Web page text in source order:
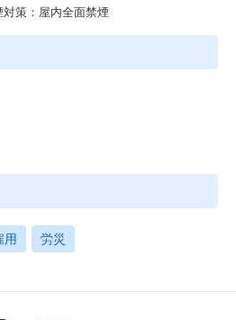
策：屋内全面禁煙
用 労災